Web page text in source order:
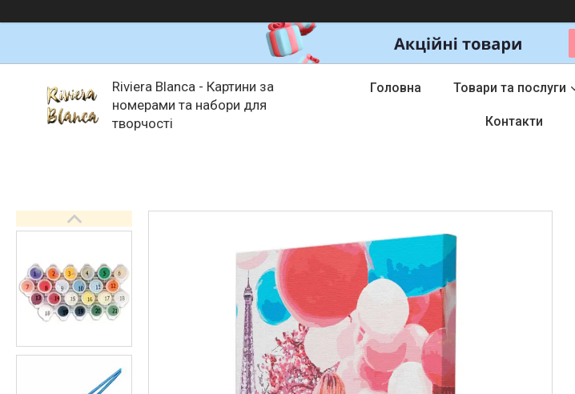
Riviera Blanca - Картини за
номерами та набори для
творчості
Головна Товари та послуги
Контакти